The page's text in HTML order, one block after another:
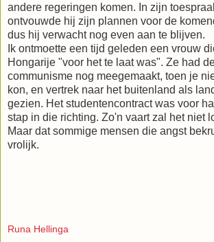
andere regeringen komen. In zijn
ontvouwde hij zijn plannen voor de
dus hij verwacht nog even aan te blijven.
Ik ontmoette een tijd geleden een vrouw
Hongarije "voor het te laat was". Ze had
communisme nog meegemaakt, toen je
kon, en vertrek naar het buitenland als
gezien. Het studentencontract was voor
stap in die richting. Zo'n vaart zal het niet
Maar dat sommige mensen die angst
vrolijk.
Runa Hellinga